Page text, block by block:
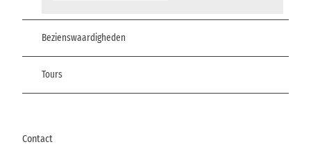
Bezienswaardigheden
Tours
Contact